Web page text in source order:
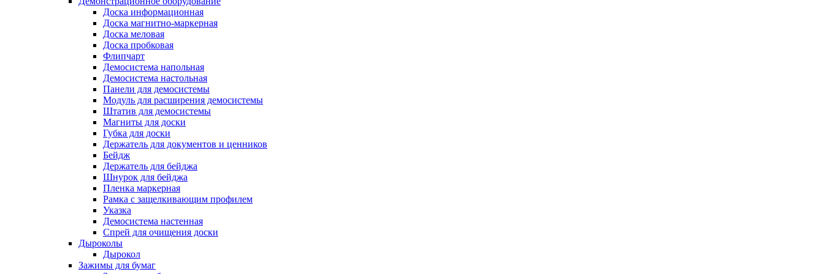
Доска информационная
Доска магнитно-маркерная
Доска меловая
Доска пробковая
Флипчарт
Демосистема напольная
Демосистема настольная
Панели для демосистемы
Модуль для расширения демосистемы
Штатив для демосистемы
Магниты для доски
Губка для доски
Держатель для документов и ценников
Бейдж
Держатель для бейджа
Шнурок для бейджа
Пленка маркерная
Рамка с защелкивающим профилем
Указка
Демосистема настенная
Спрей для очищения доски
Дыроколы
Дырокол
Зажимы для бумаг